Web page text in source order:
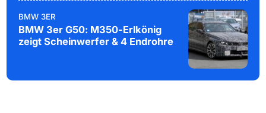
BMW 3ER
BMW 3er G50: M350-Erlkönig
zeigt Scheinwerfer & 4 Endrohre